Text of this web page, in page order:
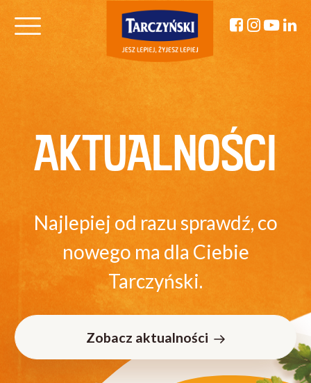
AKTUALNOŚCI
Najlepiej od razu sprawdź, co
nowego ma dla Ciebie
Tarczyński.
Zobacz aktualności